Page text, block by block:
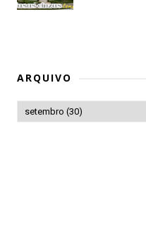
ARQUIVO